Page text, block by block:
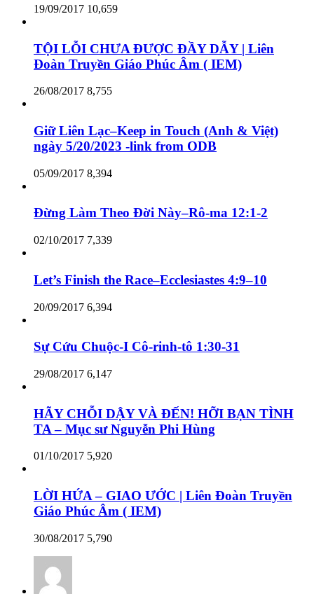
19/09/2017 10,659
TỘI LỖI CHƯA ĐƯỢC ĐẦY DẪY | Liên
Đoàn Truyền Giáo Phúc Âm ( IEM)
26/08/2017 8,755
Giữ Liên Lạc–Keep in Touch (Anh & Việt)
ngày 5/20/2023 -link from ODB
05/09/2017 8,394
Đừng Làm Theo Đời Này–Rô-ma 12:1-2
02/10/2017 7,339
Let’s Finish the Race–Ecclesiastes 4:9–10
20/09/2017 6,394
Sự Cứu Chuộc-I Cô-rinh-tô 1:30-31
29/08/2017 6,147
HÃY CHỖI DẬY VÀ ĐẾN! HỠI BẠN TÌNH
TA – Mục sư Nguyễn Phi Hùng
01/10/2017 5,920
LỜI HỨA – GIAO ƯỚC | Liên Đoàn Truyền
Giáo Phúc Âm ( IEM)
30/08/2017 5,790